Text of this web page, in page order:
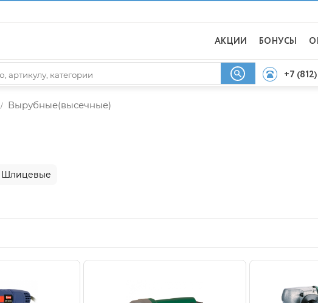
АКЦИИ БОНУСЫ
+7
/ Вырубные(высечные)
Шлицевые